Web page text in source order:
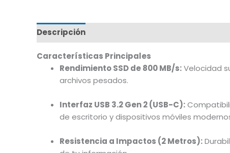
Descripción
Características Principales
Rendimiento SSD de 800 MB/s:Velocidad
archivos pesados.
Interfaz USB 3.2 Gen 2 (USB-C):
de escritorio y dispositivos móviles
Resistencia a Impactos (2 Metros):